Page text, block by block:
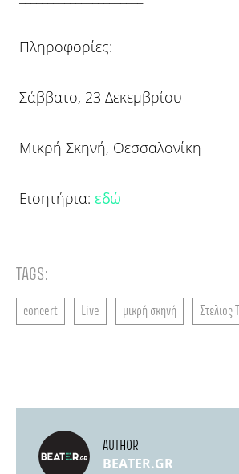
TAGS:
concert Live μικρή σκηνή Στελιος
Πληροφορίες:
Σάββατο, 23 Δεκεμβρίου
Μικρή Σκηνή, Θεσσαλονίκη
Εισητήρια: εδώ
AUTHOR
BEATER.GR